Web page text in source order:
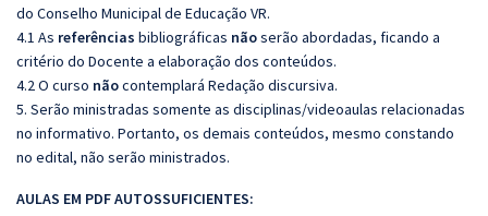
do Conselho Municipal de Educação VR.
4.1 As referências bibliográficas nãoserão abordadas, ficando a
critério do Docente a elaboração dos conteúdos.
4.2 O curso nãocontemplará Redação discursiva.
5. Serão ministradas somente as disciplinas/videoaulas relacionadas
no informativo. Portanto, os demais conteúdos, mesmo constando
no edital, não serão ministrados.
AULAS EM PDF AUTOSSUFICIENTES: